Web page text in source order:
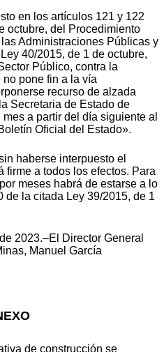
en los artículos 121 y 122
octubre, del Procedimiento
Administraciones Públicas y
40/2015, de 1 de octubre,
Público, contra la
pone fin a la vía
recurso de alzada
Secretaria de Estado de
a partir del día siguiente al
Oficial del Estado».
haberse interpuesto el
firme a todos los efectos. Para
meses habrá de estarse a lo
de la citada Ley 39/2015, de 1
2023.–El Director General
Manuel García
de construcción se